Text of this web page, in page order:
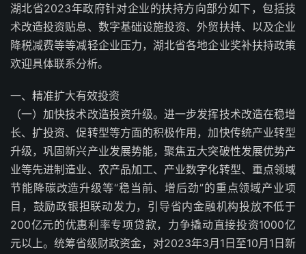
湖北省2023年政府针对企业的扶持方向部分如下，包括技
术改造投资贴息、数字基础设施投资、外贸扶持、以及企业
降税减费等等减轻企业压力，湖北省各地企业奖补扶持政策
欢迎具体联系分析。
一、精准扩大有效投资
（一）加快技术改造投资升级。进一步发挥技术改造在稳增
长、扩投资、促转型等方面的积极作用，加快传统产业转型
升级，巩固新兴产业发展势能，聚焦五大突破性发展优势产
业等先进制造业、农产品加工、产业数字化转型、重点领域
节能降碳改造升级等“稳当前、增后劲”的重点领域产业项
目，鼓励政银担联动发力，引导省内金融机构投放不低于
200亿元的优惠利率专项贷款，力争撬动直接投资1000亿
元以上。统筹省级财政资金，对2023年3月1日至10月1日新